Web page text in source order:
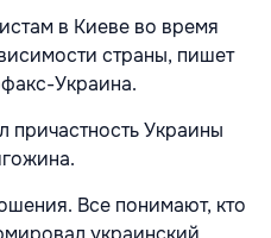
в Киеве во время
страны, пишет
Украина.
причастность Украины
Все понимают, кто